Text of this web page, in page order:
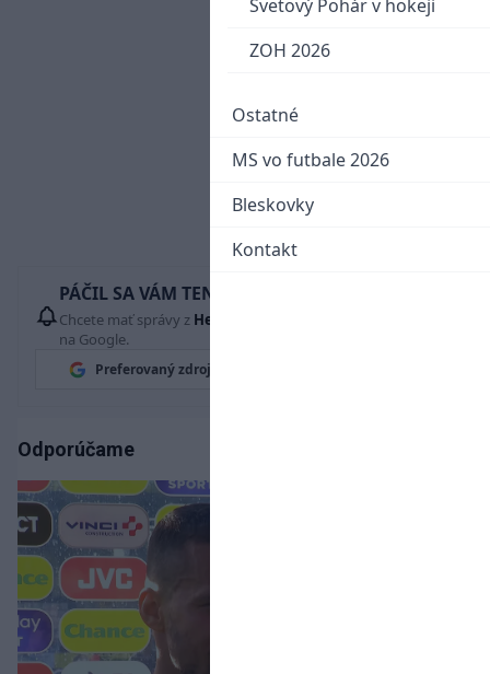
Svetový Pohár v hokeji
ZOH 2026
Ostatné
MS vo futbale 2026
Bleskovky
Kontakt
PÁČIL SA VÁM TENTO ČLÁNOK?
Chcete mať správy z Hetrik.sk
na Google.
Preferovaný zdroj
Odporúčame